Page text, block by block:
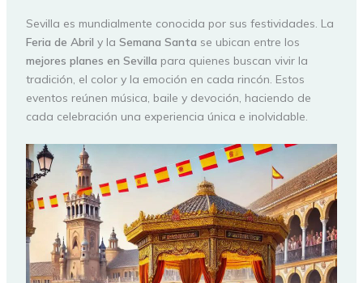
Sevilla es mundialmente conocida por sus festividades. La
Feria de Abril y la Semana Santa se ubican entre los
mejores planes en Sevilla para quienes buscan vivir la
tradición, el color y la emoción en cada rincón. Estos
eventos reúnen música, baile y devoción, haciendo de
cada celebración una experiencia única e inolvidable.